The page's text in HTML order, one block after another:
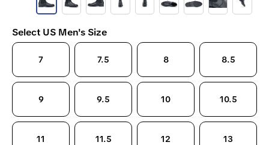
Select US Men's Size
7 7.5 8 8.5
9 9.5 10 10.5
11 11.5 12 13